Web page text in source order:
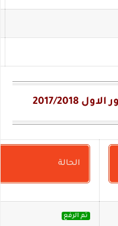
2018
الحالة
تم الرفع